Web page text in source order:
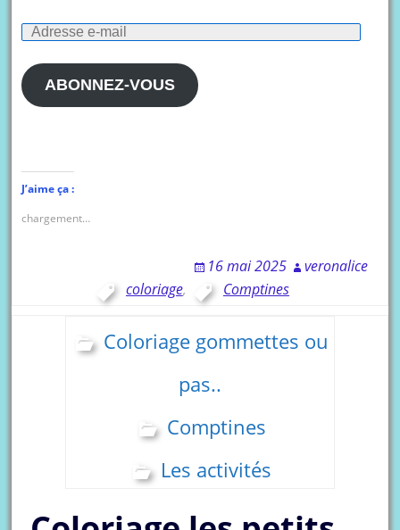
Adresse
mail
ABONNEZ-VOUS
J’aime ça :
chargement…
16 mai 2025
veronalice
coloriage, Comptines
Coloriage gommettes ou
pas..
Comptines
Les activités